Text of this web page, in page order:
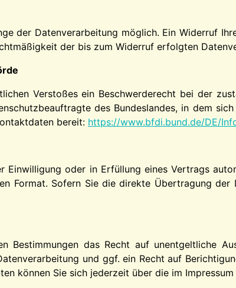
der Datenverarbeitung möglich. Ein Widerruf
der bis zum Widerruf erfolgten
Verstoßes ein Beschwerderecht bei der
des Bundeslandes, in dem
bereit: https://www.bfdi.bund.de/DE/
Einwilligung oder in Erfüllung eines Vertrags
Format. Sofern Sie die direkte Übertragung
Bestimmungen das Recht auf unentgeltliche
und ggf. ein Recht auf
können Sie sich jederzeit über die im